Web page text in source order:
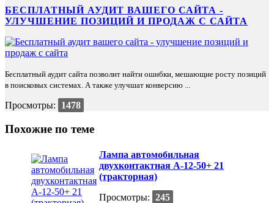
БЕСПЛАТНЫЙ АУДИТ ВАШЕГО САЙТА -
УЛУЧШЕНИЕ ПОЗИЦИЙ И ПРОДАЖ С САЙТА
Бесплатный аудит сайта позволит найти ошибки, мешающие росту позиций
в поисковых системах. А также улучшат конверсию ...
Просмотры: 1478
Похожие по теме
Лампа автомобильная
двухконтактная А-12-50+ 21
(тракторная)
Просмотры: 245